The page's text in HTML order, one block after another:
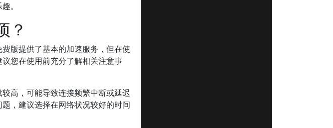
。
？
费版提供了基本的加速服务，但在使
您在使用前充分了解相关注意事
高，可能导致连接频繁中断或延迟
，建议选择在网络状况较好的时间